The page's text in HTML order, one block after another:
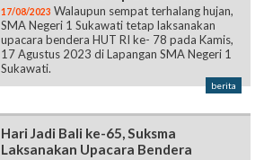
17/08/2023 Walaupun sempat terhalang hujan,
SMA Negeri 1 Sukawati tetap laksanakan
upacara bendera HUT RI ke- 78 pada Kamis,
17 Agustus 2023 di Lapangan SMA Negeri 1
Sukawati.
berita
Hari Jadi Bali ke-65, Suksma
Laksanakan Upacara Bendera